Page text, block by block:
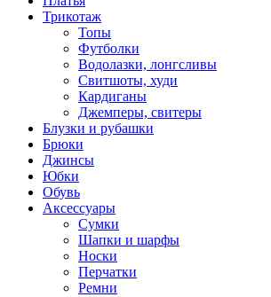
Трикотаж
Топы
Футболки
Водолазки, лонгсливы
Свитшоты, худи
Кардиганы
Джемперы, свитеры
Блузки и рубашки
Брюки
Джинсы
Юбки
Обувь
Аксессуары
Сумки
Шапки и шарфы
Носки
Перчатки
Ремни